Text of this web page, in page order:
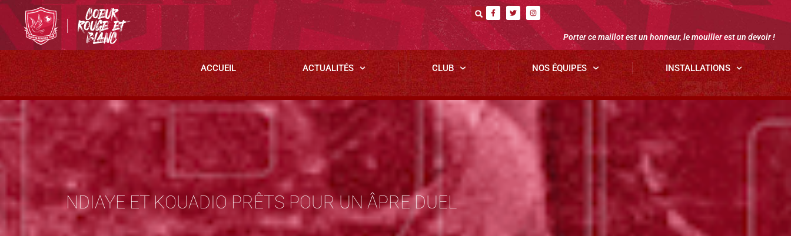
Porter ce maillot est un honneur, le mouiller est un devoir !
ACCUEIL ACTUALITÉS CLUB NOS ÉQUIPES INSTALLATIONS
NDIAYE ET KOUADIO PRÊTS POUR UN ÂPRE DUEL